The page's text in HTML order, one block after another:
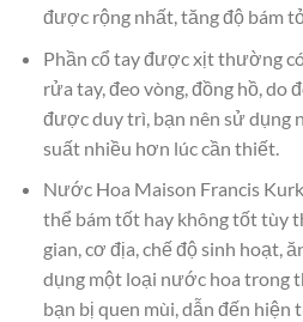
được rộng nhất, tăng độ bám
Phần cổ tay được xịt thường
rửa tay, đeo vòng, đồng hồ, do
được duy trì, bạn nên sử dụng
suất nhiều hơn lúc cần thiết.
Nước Hoa Maison Francis
thể bám tốt hay không tốt tùy
gian, cơ địa, chế độ sinh hoạt,
dụng một loại nước hoa trong
bạn bị quen mùi, dẫn đến